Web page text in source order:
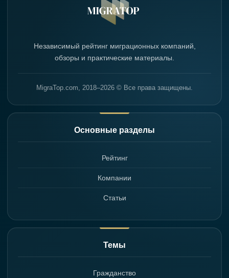
Независимый рейтинг миграционных компаний,
обзоры и практические материалы.
MigraTop.com, 2018–2026 © Все права защищены.
Основные разделы
Рейтинг
Компании
Статьи
Темы
Гражданство